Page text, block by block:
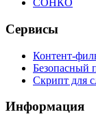
СОНКО
Сервисы
Контент-
Безопасный
Скрипт для
Информация